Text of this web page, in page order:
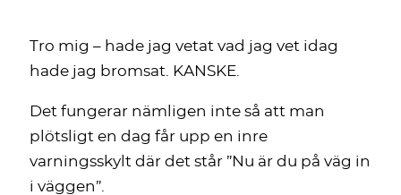
Tro mig – hade jag vetat vad jag vet idag
hade jag bromsat. KANSKE.
Det fungerar nämligen inte så att man
plötsligt en dag får upp en inre
varningsskylt där det står ”Nu är du på väg in
i väggen”.